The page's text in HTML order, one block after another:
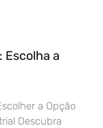
Escolha a
a Opção
Descubra